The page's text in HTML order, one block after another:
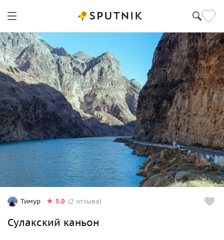
Тимур 5.0 (2 отзыва)
Сулакский каньон